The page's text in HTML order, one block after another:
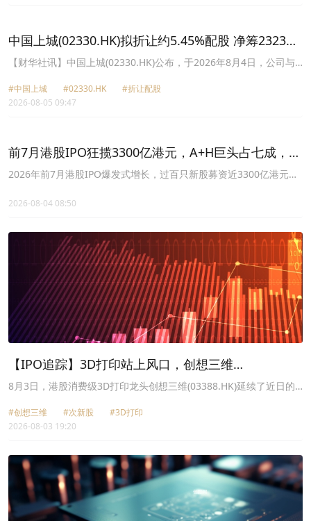
产生。
中国上城(02330.HK)拟折让约5.45%配股 净筹2323万
港元
【财华社讯】中国上城(02330.HK)公布，于2026年8月4日，公司与
配发及发行所有配售股份扩大后公司已发行股本约16.67%。配售价
每股0.26港元，较于配售协议日期在联交所所报收市价每股股份
额的1323万港元用于集团一般营运资金。
#中国上城 #02330.HK
#折让配股
2026-08-05 09:47
前7月港股IPO狂揽3300亿港元，A+H巨头占七成，狂
欢之下暗流涌动
2026年前7月港股IPO爆发式增长，过百只新股募资近3300亿港元，
动，A+H新股募资占比近七成。
2026-08-04 08:50
【IPO追踪】3D打印站上风口，创想三维
（03388.HK）大涨近18%！
8月3日，港股消费级3D打印龙头创想三维(03388.HK)延续了近日的
#创想三维 #次新股
#3D打印
2026-08-03 19:20